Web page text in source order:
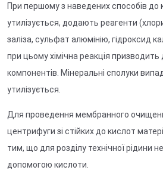
При першому з наведених способів до
утилізується, додають реагенти
заліза, сульфат алюмінію, гідроксид
при цьому хімічна реакція
компонентів. Мінеральні сполуки
утилізується.
Для проведення мембранного
центрифуги зі стійких до кислот
тим, що для розділу технічної рідини
допомогою кислоти.